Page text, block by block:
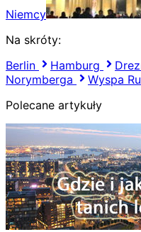
Niemcy
Na skróty:
Berlin
Hamburg
Norymberga
Wyspa
Polecane artykuły